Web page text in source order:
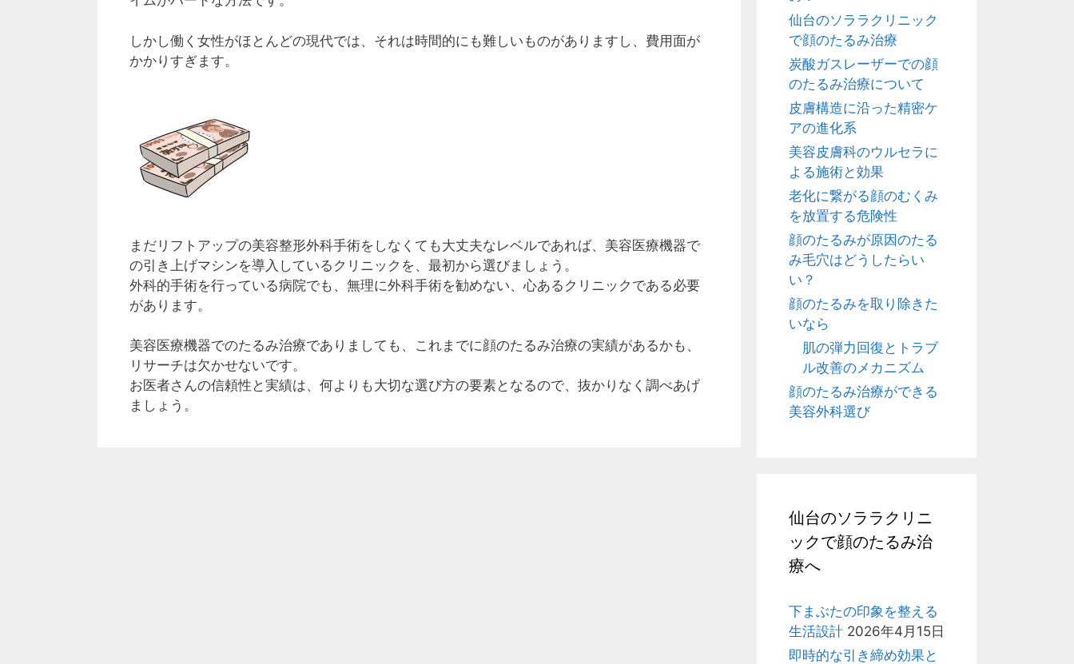
しかし働く女性がほとんどの現代では、それは時間的にも難しいものがありますし、費用面が
かかりすぎます。
まだリフトアップの美容整形外科手術をしなくても大丈夫なレベルであれば、美容医療機器で
の引き上げマシンを導入しているクリニックを、最初から選びましょう。
外科的手術を行っている病院でも、無理に外科手術を勧めない、心あるクリニックである必要
があります。
美容医療機器でのたるみ治療でありましても、これまでに顔のたるみ治療の実績があるかも、
リサーチは欠かせないです。
お医者さんの信頼性と実績は、何よりも大切な選び方の要素となるので、抜かりなく調べあげ
ましょう。
仙台のソララクリニック
で顔のたるみ治療
炭酸ガスレーザーでの顔
のたるみ治療について
皮膚構造に沿った精密ケ
アの進化系
美容皮膚科のウルセラに
よる施術と効果
老化に繋がる顔のむくみ
を放置する危険性
顔のたるみが原因のたる
み毛穴はどうしたらい
い？
顔のたるみを取り除きた
いなら
肌の弾力回復とトラブ
ル改善のメカニズム
顔のたるみ治療ができる
美容外科選び
仙台のソララクリニ
ックで顔のたるみ治
療へ
下まぶたの印象を整える
生活設計 2026年4月15日
即時的な引き締め効果と